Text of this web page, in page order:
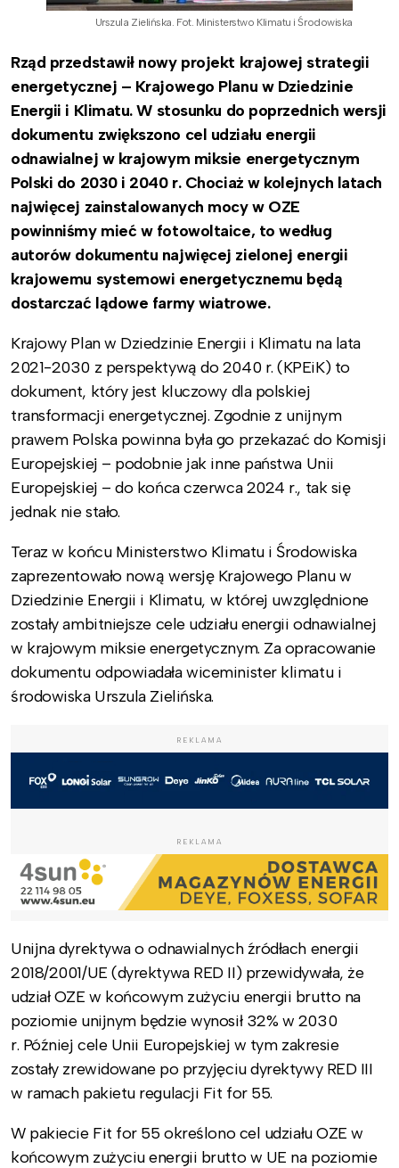
Urszula Zielińska. Fot. Ministerstwo Klimatu i Środowiska
Rząd przedstawił nowy projekt krajowej strategii
energetycznej – Krajowego Planu w Dziedzinie
Energii i Klimatu. W stosunku do poprzednich wersji
dokumentu zwiększono cel udziału energii
odnawialnej w krajowym miksie energetycznym
Polski do 2030 i 2040 r. Chociaż w kolejnych latach
najwięcej zainstalowanych mocy w OZE
powinniśmy mieć w fotowoltaice, to według
autorów dokumentu najwięcej zielonej energii
krajowemu systemowi energetycznemu będą
dostarczać lądowe farmy wiatrowe.
Krajowy Plan w Dziedzinie Energii i Klimatu na lata
2021-2030 z perspektywą do 2040 r. (KPEiK) to
dokument, który jest kluczowy dla polskiej
transformacji energetycznej. Zgodnie z unijnym
prawem Polska powinna była go przekazać do Komisji
Europejskiej – podobnie jak inne państwa Unii
Europejskiej – do końca czerwca 2024 r., tak się
jednak nie stało.
Teraz w końcu Ministerstwo Klimatu i Środowiska
zaprezentowało nową wersję Krajowego Planu w
Dziedzinie Energii i Klimatu, w której uwzględnione
zostały ambitniejsze cele udziału energii odnawialnej
w krajowym miksie energetycznym. Za opracowanie
dokumentu odpowiadała wiceminister klimatu i
środowiska Urszula Zielińska.
REKLAMA
REKLAMA
Unijna dyrektywa o odnawialnych źródłach energii
2018/2001/UE (dyrektywa RED II) przewidywała, że
udział OZE w końcowym zużyciu energii brutto na
poziomie unijnym będzie wynosił 32% w 2030
r. Później cele Unii Europejskiej w tym zakresie
zostały zrewidowane po przyjęciu dyrektywy RED III
w ramach pakietu regulacji Fit for 55.
W pakiecie Fit for 55 określono cel udziału OZE w
końcowym zużyciu energii brutto w UE na poziomie